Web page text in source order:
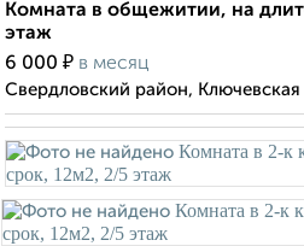
Комната в общежитии, на
этаж
6 000 ₽ в месяц
Свердловский район, Ключевская